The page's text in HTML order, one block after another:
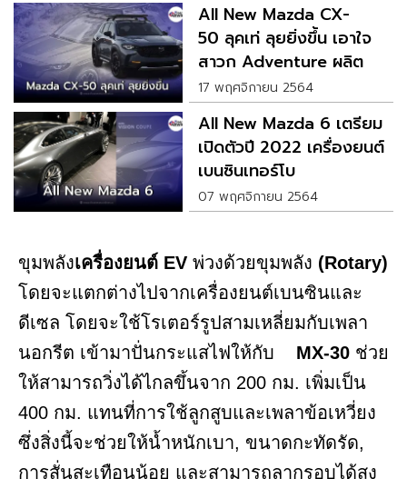
All New Mazda CX-
50 ลุคเท่ ลุยยิ่งขึ้น เอาใจ
สาวก Adventure ผลิตต้น
ปี 2022
17 พฤศจิกายน 2564
All New Mazda 6 เตรียม
เปิดตัวปี 2022 เครื่องยนต์
เบนซินเทอร์โบ
07 พฤศจิกายน 2564
ขุมพลังเครื่องยนต์ EV พ่วงด้วยขุมพลัง (Rotary)
โดยจะแตกต่างไปจากเครื่องยนต์เบนซินและ
ดีเซล โดยจะใช้โรเตอร์รูปสามเหลี่ยมกับเพลา
นอกรีต เข้ามาปั่นกระแสไฟให้กับ MX-30 ช่วย
ให้สามารถวิ่งได้ไกลขึ้นจาก 200 กม. เพิ่มเป็น
400 กม. แทนที่การใช้ลูกสูบและเพลาข้อเหวี่ยง
ซึ่งสิ่งนี้จะช่วยให้น้ำหนักเบา, ขนาดกะทัดรัด,
การสั่นสะเทือนน้อย และสามารถลากรอบได้สูง